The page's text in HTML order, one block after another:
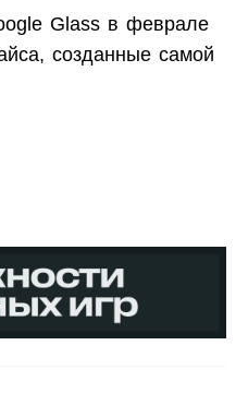
Glass в феврале
созданные самой